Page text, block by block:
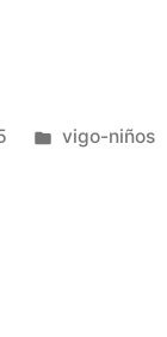
Publicado
vigo-niños